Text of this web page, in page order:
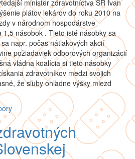
minister zdravotníctva SR Ivan
plátov lekárov do roku 2010 na
v národnom hospodárstve
násobok . Tieto isté násobky sa
napr. počas nátlakových akcií
požiadaviek odborových organizácií
vládna koalícia si tieto násobky
zdravotníkov medzi svojich
že sľuby ohľadne výšky miezd